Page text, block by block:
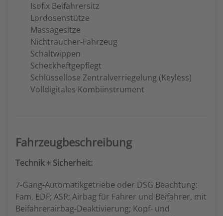
Isofix Beifahrersitz
Lordosenstütze
Massagesitze
Nichtraucher-Fahrzeug
Schaltwippen
Scheckheftgepflegt
Schlüssellose Zentralverriegelung (Keyless)
Volldigitales Kombiinstrument
Fahrzeugbeschreibung
Technik + Sicherheit:
7-Gang-Automatikgetriebe oder DSG Beachtung:
Fam. EDF; ASR; Airbag für Fahrer und Beifahrer, mit
Beifahrerairbag-Deaktivierung; Kopf- und